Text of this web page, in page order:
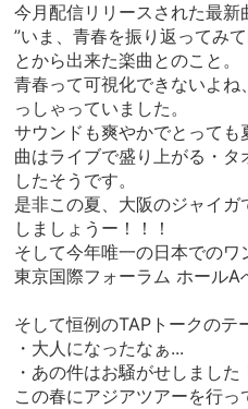
今月配信リリースされた最新
”いま、青春を振り返ってみ
とから出来た楽曲とのこと。
青春って可視化できないよ
っしゃっていました。
サウンドも爽やかでとっても
曲はライブで盛り上がる・
したそうです。
是非この夏、大阪のジャイガ
しましょうー！！！
そして今年唯一の日本での
東京国際フォーラム ホールA
そして恒例のTAPトークのテ
・大人になったなぁ...
・あの件はお騒がせしました
この春にアジアツアーを行っ